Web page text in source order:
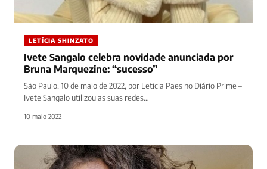
LETÍCIA SHINZATO
Ivete Sangalo celebra novidade anunciada por
Bruna Marquezine: “sucesso”
São Paulo, 10 de maio de 2022, por Leticia Paes no Diário Prime –
Ivete Sangalo utilizou as suas redes…
10 maio 2022